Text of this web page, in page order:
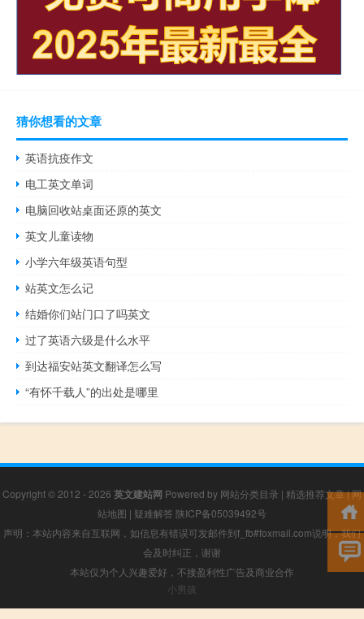
猜你想看的文章
英语抗疫作文
电工英文单词
电脑回收站桌面还原的英文
英文儿童读物
小学六年级英语句型
站英文怎么记
结婚你们站门口了吗英文
过了英语六级是什么水平
到达福安站英文翻译怎么写
“有怀千载人”的出处是哪里
Copyright © 2012 - 2026 英文建站网 Powered by 网站分类目录 | 精选推荐文章|网
站地图 | 疑难解答 陕ICP备05039492号
声明：本站内容来自互联网，如信息有错误可发邮件到f_fb#foxmail.com说明，我们
会及时纠正，谢谢
本站仅为个人兴趣爱好，不接盈利性广告及商业合作
小男孩